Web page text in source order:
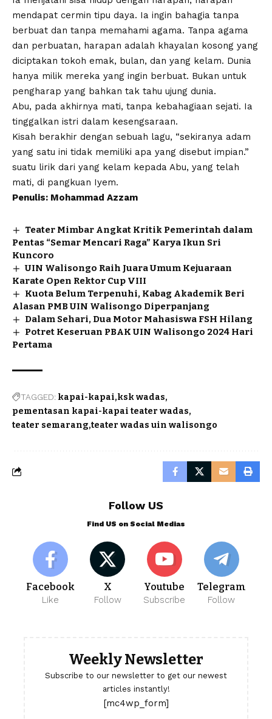
mendapat cermin tipu daya. Ia ingin bahagia tanpa
berbuat dan tanpa memahami agama. Tanpa agama
dan perbuatan, harapan adalah khayalan kosong yang
diciptakan tokoh emak, bulan, dan yang kelam. Dunia
hanya milik mereka yang ingin berbuat. Bukan untuk
pengharap yang bahkan tak tahu ujung dunia.
Abu, pada akhirnya mati, tanpa kebahagiaan sejati. Ia
tinggalkan istri dalam kesengsaraan.
Kisah berakhir dengan sebuah lagu, “sekiranya adam
yang satu ini tidak memiliki apa yang disebut impian.”
suatu lirik dari yang kelam kepada Abu, yang telah
mati, di pangkuan Iyem.
Penulis: Mohammad Azzam
Teater Mimbar Angkat Kritik Pemerintah dalam
Pentas “Semar Mencari Raga” Karya Ikun Sri
Kuncoro
UIN Walisongo Raih Juara Umum Kejuaraan
Karate Open Rektor Cup VIII
Kuota Belum Terpenuhi, Kabag Akademik Beri
Alasan PMB UIN Walisongo Diperpanjang
Dalam Sehari, Dua Motor Mahasiswa FSH Hilang
Potret Keseruan PBAK UIN Walisongo 2024 Hari
Pertama
TAGGED: kapai-kapai ksk wadas
pementasan kapai-kapai teater wadas
teater semarang teater wadas uin walisongo
Follow US
Find US on Social Medias
Facebook
Like
X
Follow
Youtube
Subscribe
Telegram
Follow
Weekly Newsletter
Subscribe to our newsletter to get our newest
articles instantly!
[mc4wp_form]